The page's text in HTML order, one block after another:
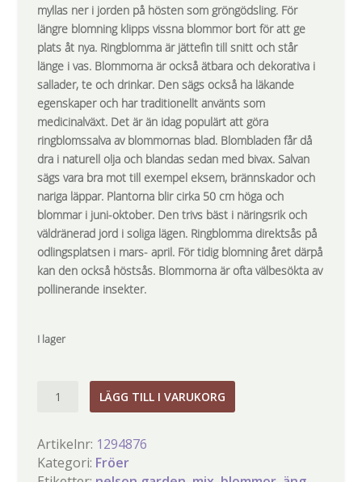
myllas ner i jorden på hösten som gröngödsling. För
längre blomning klipps vissna blommor bort för att ge
plats åt nya. Ringblomma är jättefin till snitt och står
länge i vas. Blommorna är också ätbara och dekorativa i
sallader, te och drinkar. Den sägs också ha läkande
egenskaper och har traditionellt använts som
medicinalväxt. Det är än idag populärt att göra
ringblomssalva av blommornas blad. Blombladen får då
dra i naturell olja och blandas sedan med bivax. Salvan
sägs vara bra mot till exempel eksem, brännskador och
nariga läppar. Plantorna blir cirka 50 cm höga och
blommar i juni-oktober. Den trivs bäst i näringsrik och
väldränerad jord i soliga lägen. Ringblomma direktsås på
odlingsplatsen i mars- april. För tidig blomning året därpå
kan den också höstsås. Blommorna är ofta välbesökta av
pollinerande insekter.
I lager
LÄGG TILL I VARUKORG
Artikelnr: 1294876
Kategori: Fröer